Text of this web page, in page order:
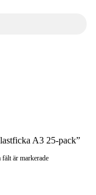
A3 25-pack”
är markerade